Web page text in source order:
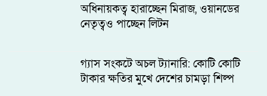
অধিনায়কত্ব হারাচ্ছেন মিরাজ, ওয়ানডের
নেতৃত্বও পাচ্ছেন লিটন
গ্যাস সংকটে অচল ট্যানারি: কোটি কোটি
টাকার ক্ষতির মুখে দেশের চামড়া শিল্প